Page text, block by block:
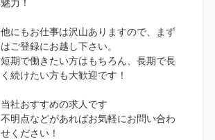
魅力！
他にもお仕事は沢山ありますので、まず
はご登録にお越し下さい。
短期で働きたい方はもちろん、長期で長
く続けたい方も大歓迎です！
当社おすすめの求人です
不明点などがあればお気軽にお問い合わ
せください！